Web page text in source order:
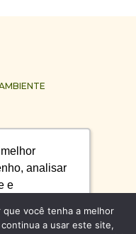
analisar
e
analisar
e
que você tenha a melhor
a usar este site,